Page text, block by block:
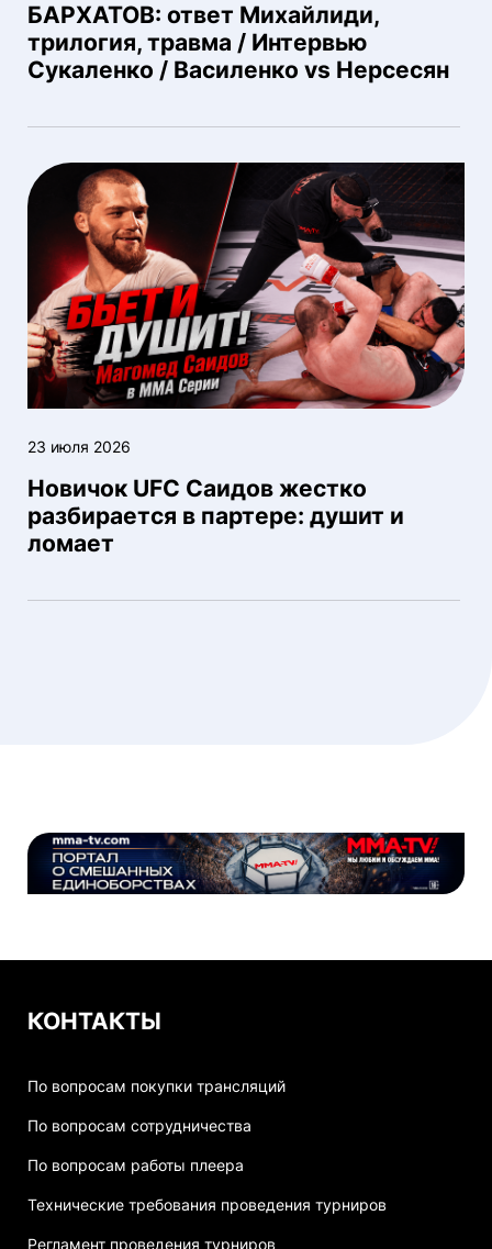
БАРХАТОВ: ответ Михайлиди,
трилогия, травма / Интервью
Сукаленко / Василенко vs Нерсесян
23 июля 2026
Новичок UFC Саидов жестко
разбирается в партере: душит и
ломает
КОНТАКТЫ
По вопросам покупки трансляций
По вопросам сотрудничества
По вопросам работы плеера
Технические требования проведения турниров
Регламент проведения турниров